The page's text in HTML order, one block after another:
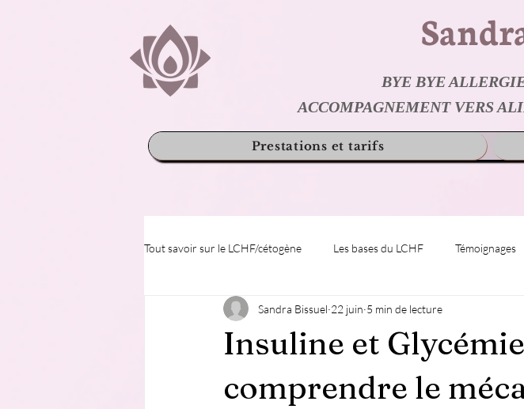
BYE BYE
ACCOMPAGNEMENT VERS
Prestations et tarifs
Tout savoir sur le LCHF/cétogène Les bases du LCHF Témoignages
Insuline et
comprendre le
Sandra Bissuel 22 juin 5 min de lecture